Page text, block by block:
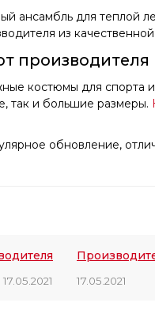
ансамбль для теплой
из
производителя
костюмы для спорта
так и большие размеры.
обновление,
17.05.2021 17.05.2021